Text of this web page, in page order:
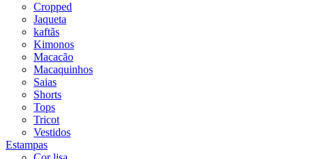
Cropped
Jaqueta
kaftãs
Kimonos
Macacão
Macaquinhos
Saias
Shorts
Tops
Tricot
Vestidos
Estampas